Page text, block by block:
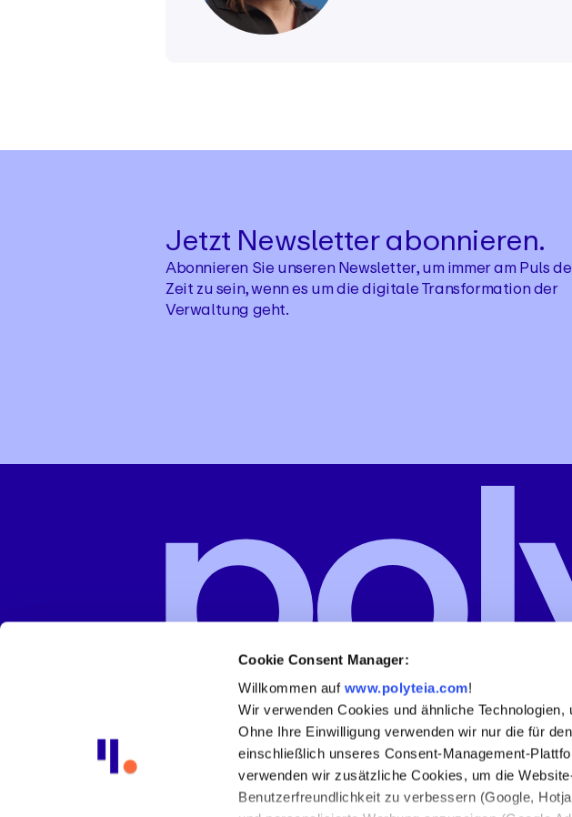
Cookie Consent Manager:
Willkommen auf www.polyteia.com!
Wir verwenden Cookies und ähnliche
Ohne Ihre Einwilligung verwenden wir nur die für
einschließlich unseres Consent-Management-
verwenden wir zusätzliche Cookies, um die
Benutzerfreundlichkeit zu verbessern (Google,
Jetzt Newsletter abonnieren.
Abonnieren Sie unseren Newsletter, um immer am Puls
Zeit zu sein, wenn es um die digitale Transformation der
Verwaltung geht.